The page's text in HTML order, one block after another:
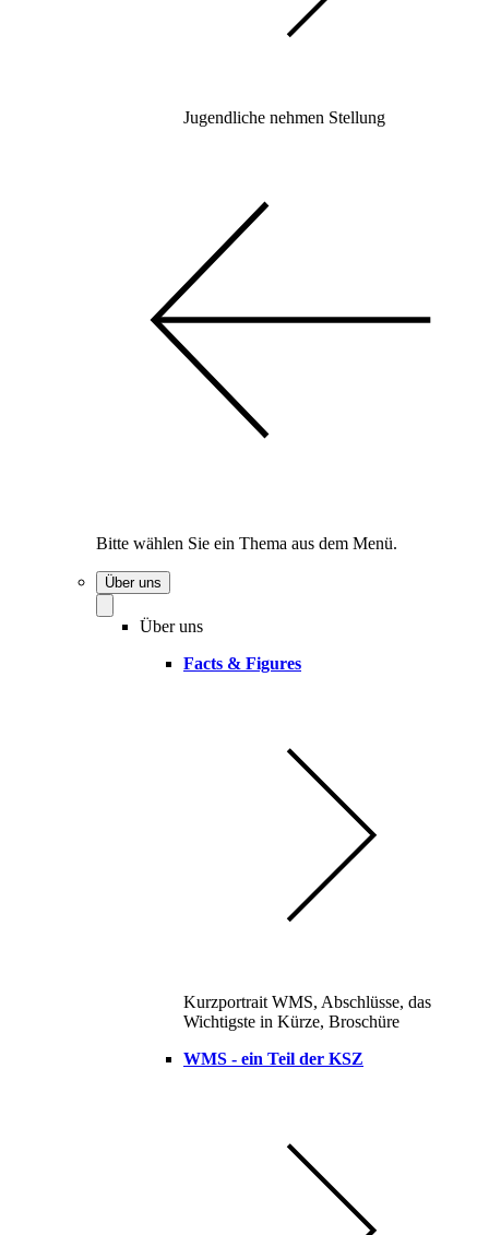
Jugendliche nehmen Stellung
Bitte wählen Sie ein Thema aus dem Menü.
Über uns
Über uns
Facts & Figures
Kurzportrait WMS, Abschlüsse, das
Wichtigste in Kürze, Broschüre
WMS - ein Teil der KSZ